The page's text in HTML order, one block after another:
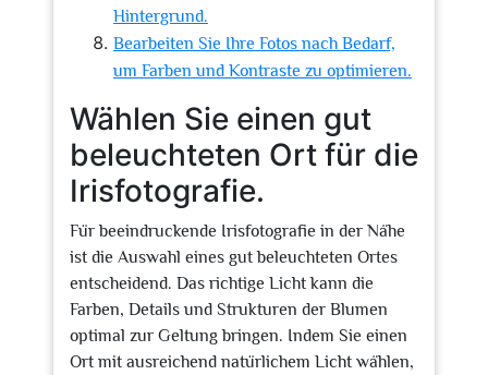
Hintergrund.
Bearbeiten Sie Ihre Fotos nach Bedarf,
um Farben und Kontraste zu optimieren.
Wählen Sie einen gut
beleuchteten Ort für die
Irisfotografie.
Für beeindruckende Irisfotografie in der Nähe
ist die Auswahl eines gut beleuchteten Ortes
entscheidend. Das richtige Licht kann die
Farben, Details und Strukturen der Blumen
optimal zur Geltung bringen. Indem Sie einen
Ort mit ausreichend natürlichem Licht wählen,